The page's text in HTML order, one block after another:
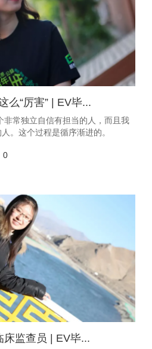
么“厉害” | EV毕...
非常独立自信有担当的人，而且我
。这个过程是循序渐进的。
0
床监查员 | EV毕...